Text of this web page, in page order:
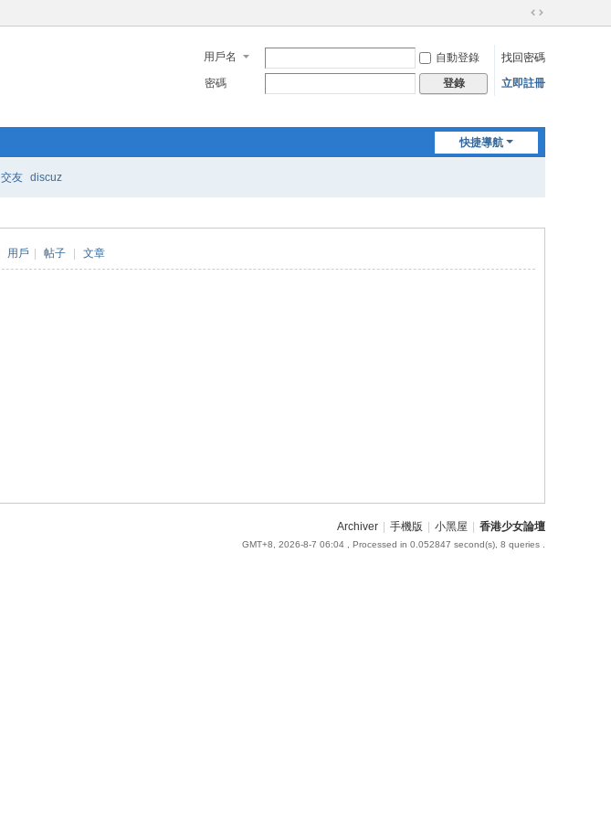
切
到
寬
用戶名 自動登錄
找回密碼
密碼
登錄 立即註冊
快捷導航
交友 discuz
用戶 帖子 文章
Archiver 手機版 小黑屋 香港少女論壇
GMT+8, 2026-8-7 06:04 , Processed in 0.052847 second(s), 8 queries .